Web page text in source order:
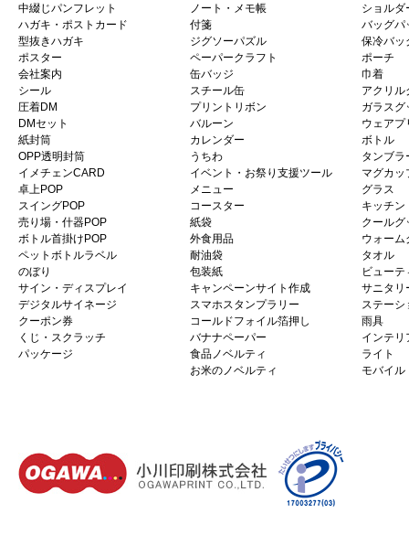
中綴じパンフレット
ハガキ・ポストカード
型抜きハガキ
ポスター
会社案内
シール
圧着DM
DMセット
紙封筒
OPP透明封筒
イメチェンCARD
卓上POP
スイングPOP
売り場・什器POP
ボトル首掛けPOP
ペットボトルラベル
のぼり
サイン・ディスプレイ
デジタルサイネージ
クーポン券
くじ・スクラッチ
パッケージ
ノート・メモ帳
付箋
ジグソーパズル
ペーパークラフト
缶バッジ
スチール缶
プリントリボン
バルーン
カレンダー
うちわ
イベント・お祭り支援ツール
メニュー
コースター
紙袋
外食用品
耐油袋
包装紙
キャンペーンサイト作成
スマホスタンプラリー
コールドフォイル箔押し
バナナペーパー
食品ノベルティ
お米のノベルティ
ショルダ
バッグパ
保冷バッ
ポーチ
巾着
アクリル
ガラスグ
ウェアプ
ボトル
タンブラ
マグカッ
グラス
キッチン
クールグ
ウォーム
タオル
ビューテ
サニタリ
ステーシ
雨具
インテリ
ライト
モバイル